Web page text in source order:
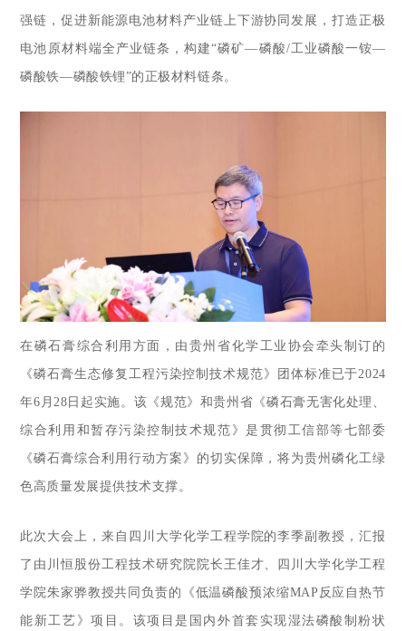
强链，促进新能源电池材料产业链上下游协同发展，打造正极
电池原材料端全产业链条，构建“磷矿—磷酸/工业磷酸一铵—
磷酸铁—磷酸铁锂”的正极材料链条。
在磷石膏综合利用方面，由贵州省化学工业协会牵头制订的
《磷石膏生态修复工程污染控制技术规范》团体标准已于2024
年6月28日起实施。该《规范》和贵州省《磷石膏无害化处理、
综合利用和暂存污染控制技术规范》是贯彻工信部等七部委
《磷石膏综合利用行动方案》的切实保障，将为贵州磷化工绿
色高质量发展提供技术支撑。
此次大会上，来自四川大学化学工程学院的李季副教授，汇报
了由川恒股份工程技术研究院院长王佳才、四川大学化学工程
学院朱家骅教授共同负责的《低温磷酸预浓缩MAP反应自热节
能新工艺》项目。该项目是国内外首套实现湿法磷酸制粉状